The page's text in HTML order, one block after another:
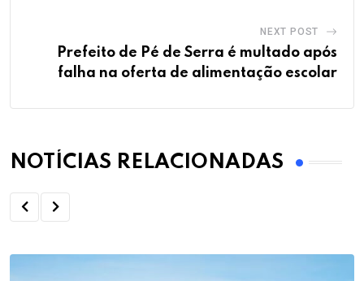
NEXT POST
Prefeito de Pé de Serra é multado após
falha na oferta de alimentação escolar
NOTÍCIAS RELACIONADAS